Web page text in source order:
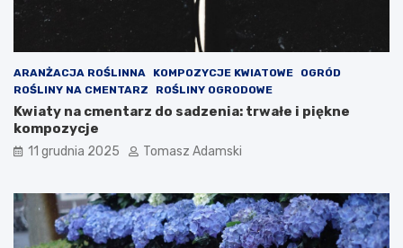
ARANŻACJA ROŚLINNA KOMPOZYCJE KWIATOWE
OGRÓD
ROŚLINY NA CMENTARZ
ROŚLINY OGRODOWE
Kwiaty na cmentarz do sadzenia: trwałe i piękne
kompozycje
11 grudnia 2025 Tomasz Adamski